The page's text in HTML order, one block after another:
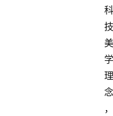
科
技
美
学
理
念
，